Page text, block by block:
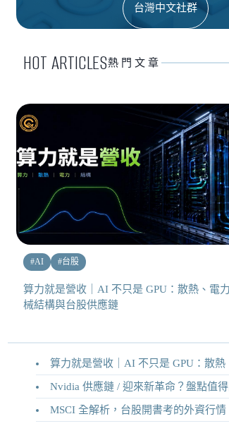
台灣中文社群
HOT ARTICLES熱門文章
#AI #台股
算力就是營收｜AI 不只是 GPU：散熱、電
械結構與台股供應鏈
算力就是營收｜AI 不只是 GPU：散熱、電力、機械結構
Nvidia 供應鏈 / 迎來新革命？盤點值得關注的二十家
MSCI 全解析，台股開書考的外資行情，下次調整你準